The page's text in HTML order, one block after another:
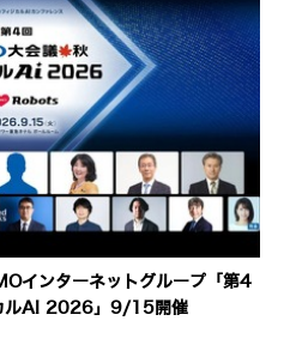
インターネットグループ「第4
ルAI 2026」9/15開催